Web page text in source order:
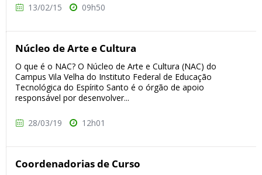
13/02/15 09h50
Núcleo de Arte e Cultura
O que é o NAC? O Núcleo de Arte e Cultura (NAC) do
Campus Vila Velha do Instituto Federal de Educação
Tecnológica do Espírito Santo é o órgão de apoio
responsável por desenvolver...
28/03/19 12h01
Coordenadorias de Curso